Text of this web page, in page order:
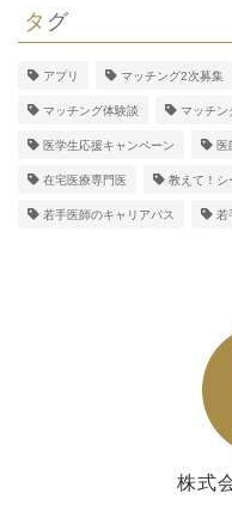
タグ
アプリ マッチング2次募集
マッチング体験談 マッチン
医学生応援キャンペーン 医
在宅医療専門医 教えて！シ
若手医師のキャリアパス 若
株式